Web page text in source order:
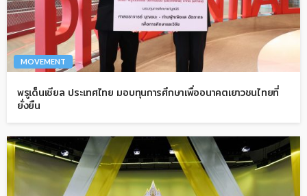
MOVEMENT
พรูเด็นเชียล ประเทศไทย มอบทุนการศึกษาเพื่ออนาคตเยาวชนไทยที่
ยั่งยืน